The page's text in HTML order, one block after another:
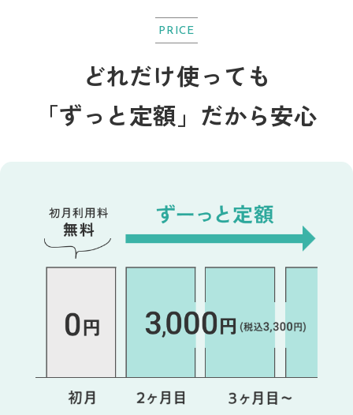
PRICE
どれだけ使っても
「ずっと定額」だから安心